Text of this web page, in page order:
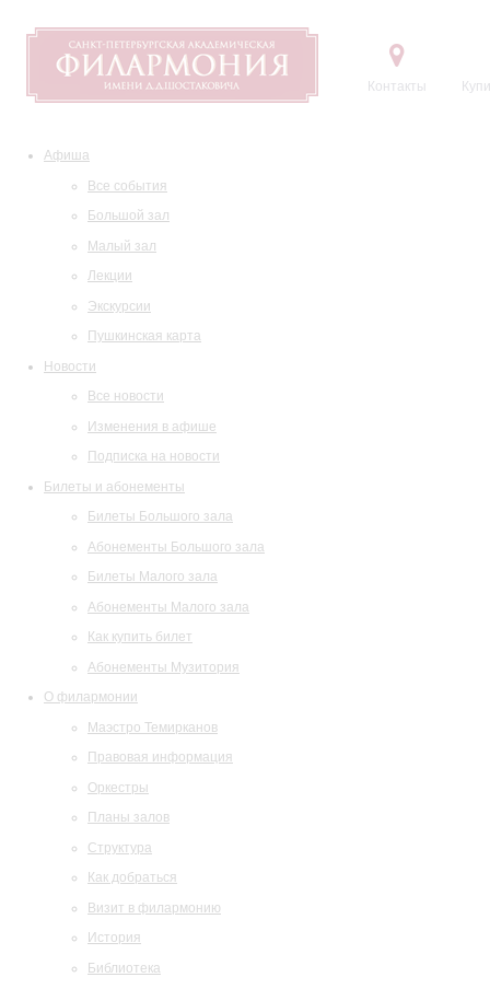
Контакты
Афиша
Все события
Большой зал
Малый зал
Лекции
Экскурсии
Пушкинская карта
Новости
Все новости
Изменения в афише
Подписка на новости
Билеты и абонементы
Билеты Большого зала
Абонементы Большого зала
Билеты Малого зала
Абонементы Малого зала
Как купить билет
Абонементы Музитория
О филармонии
Маэстро Темирканов
Правовая информация
Оркестры
Планы залов
Структура
Как добраться
Визит в филармонию
История
Библиотека